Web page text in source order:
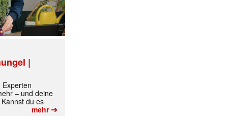
|
Experten
– und deine
du es
mehr➔